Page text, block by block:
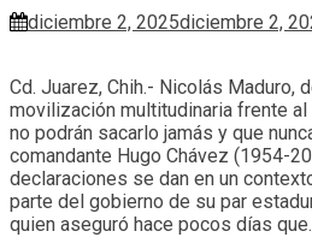
diciembre 2, 2025diciembre 2,
Cd. Juarez, Chih.- Nicolás Maduro,
movilización multitudinaria frente
no podrán sacarlo jamás y que
comandante Hugo Chávez (1954-
declaraciones se dan en un
parte del gobierno de su par
quien aseguró hace pocos días